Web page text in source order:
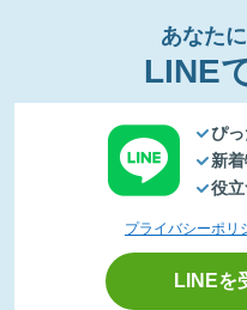
あなた
LINE
ぴ
新
役
プライバシーポリ
LINEを